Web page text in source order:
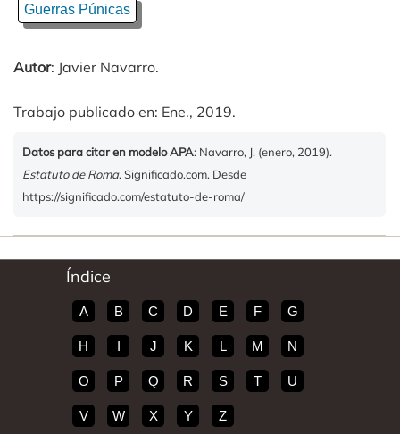
Guerras Púnicas
Autor: Javier Navarro.
Trabajo publicado en: Ene., 2019.
Datos para citar en modelo APA: Navarro, J. (enero, 2019).
Estatuto de Roma. Significado.com. Desde
https://significado.com/estatuto-de-roma/
Índice
A B C D E F G
H I J K L M N
O P Q R S T U
V W X Y Z